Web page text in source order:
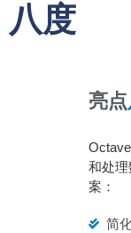
八度
亮点
和处
案：
简